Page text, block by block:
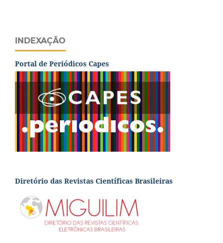
INDEXAÇÃO
Portal de Periódicos Capes
Diretório das Revistas Científicas Brasileiras